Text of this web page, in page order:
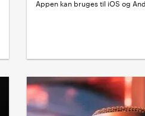
Appen kan bruges til iOS og